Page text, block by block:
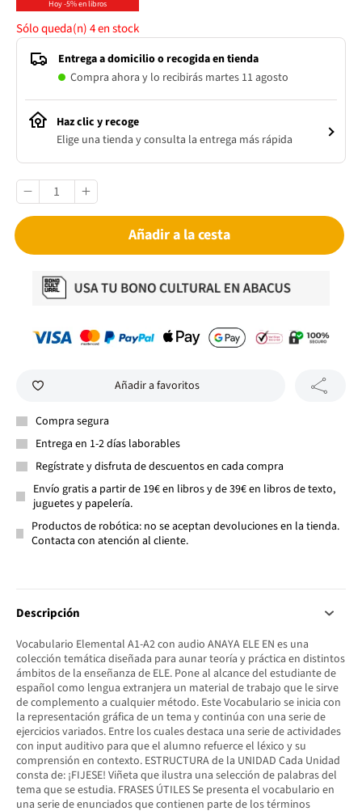
Hoy -5% en libros
Sólo queda(n)4en stock
Entrega a domicilio o recogida en tienda
Compra ahora y lo recibirás martes 11 agosto
Haz clic y recoge
Elige una tienda y consulta la entrega más rápida
Añadir a la cesta
Añadir a favoritos
Compra segura
Entrega en 1-2 días laborables
Regístrate y disfruta de descuentos en cada compra
Envío gratis a partir de 19€ en libros y de 39€ en libros de texto,
juguetes y papelería.
Productos de robótica: no se aceptan devoluciones en la tienda.
Contacta con atención al cliente.
Descripción
Vocabulario Elemental A1-A2 con audio ANAYA ELE EN es una
colección temática diseñada para aunar teoría y práctica en distintos
ámbitos de la enseñanza de ELE. Pone al alcance del estudiante de
español como lengua extranjera un material de trabajo que le sirve
de complemento a cualquier método. Este Vocabulario se inicia con
la representación gráfica de un tema y continúa con una serie de
ejercicios variados. Entre los cuales destaca una serie de actividades
con input auditivo para que el alumno refuerce el léxico y su
comprensión en contexto. ESTRUCTURA de la UNIDAD Cada Unidad
consta de: ¡FIJESE! Viñeta que ilustra una selección de palabras del
tema que se estudia. FRASES ÚTILES Se presenta el vocabulario en
una serie de enunciados que contienen parte de los términos